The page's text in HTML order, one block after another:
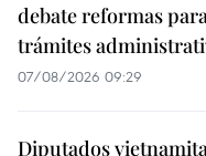
debate reformas
trámites
07/08/2026 09:29
Diputados